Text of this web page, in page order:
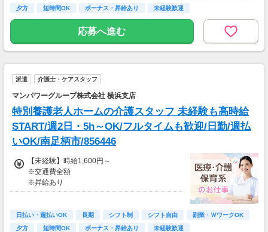
・日収(1,600*8)円（時給1,600円×8h）
※資格手当あり（時給50円～UP/資格の種類に
よって異なる）
支払方法：日払い・週払い
※日払いも週払いOK（規定あり）
（稼働開始時は手続き完了次第となります）
週払い：金曜日締め最短翌週火曜日にお給料GE
T♪
※交通費：別途全額支給
夕方
短時間OK ボーナス・昇給あり 未経験歓迎
応募へ進む
派遣 介護士・ケアスタッフ
マンパワーグループ株式会社 横浜支店
特別養護老人ホームの介護スタッフ 未経験も高時給
START/週2日・5h～OK/フルタイムも歓迎/日勤/週払
いOK/南足柄市/856446
【未経験】時給1,600円～
※交通費全額
※昇給あり
◎日勤／未経験の場合
・日収(1,600*8)円（時給1,600円×8h）
日払い・週払いOK 長期 シフト制 シフト自由
副業・ＷワークOK
夕方
短時間OK ボーナス・昇給あり 未経験歓迎